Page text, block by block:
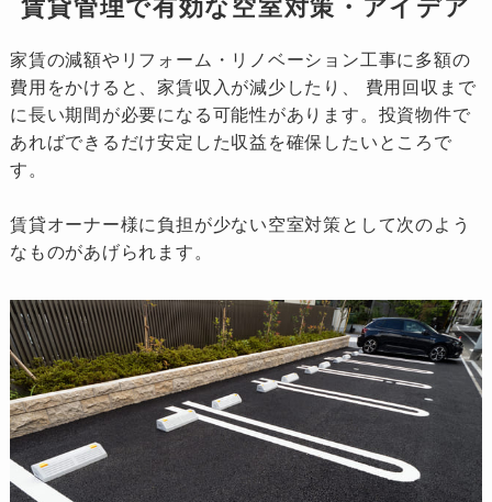
賃貸管理で有効な空室対策・アイデア
家賃の減額やリフォーム・リノベーション工事に多額の
費用をかけると、家賃収入が減少したり、
費用回収まで
に長い期間が必要になる可能性があります。投資物件で
あればできるだけ安定した収益を確保したいところで
す。
賃貸オーナー様に負担が少ない空室対策として次のよう
なものがあげられます。